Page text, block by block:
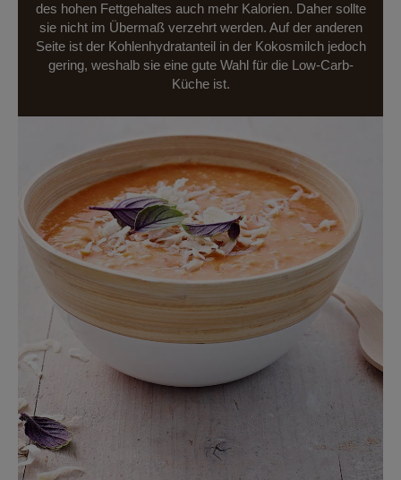
des hohen Fettgehaltes auch mehr Kalorien. Daher sollte
sie nicht im Übermaß verzehrt werden. Auf der anderen
Seite ist der Kohlenhydratanteil in der Kokosmilch jedoch
gering, weshalb sie eine gute Wahl für die Low-Carb-
Küche ist.